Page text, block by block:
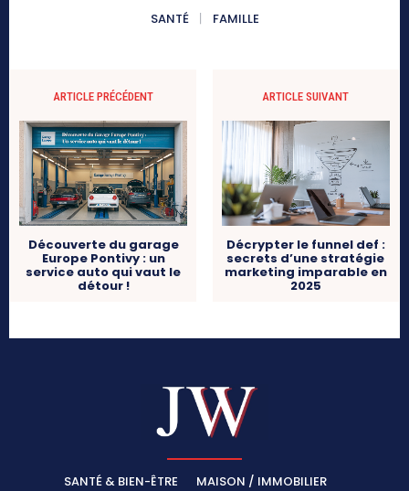
SANTÉ
FAMILLE
ARTICLE PRÉCÉDENT
Découverte du garage
Europe Pontivy : un
service auto qui vaut le
détour !
ARTICLE SUIVANT
Décrypter le funnel def :
secrets d’une stratégie
marketing imparable en
2025
SANTÉ & BIEN-ÊTRE
MAISON / IMMOBILIER